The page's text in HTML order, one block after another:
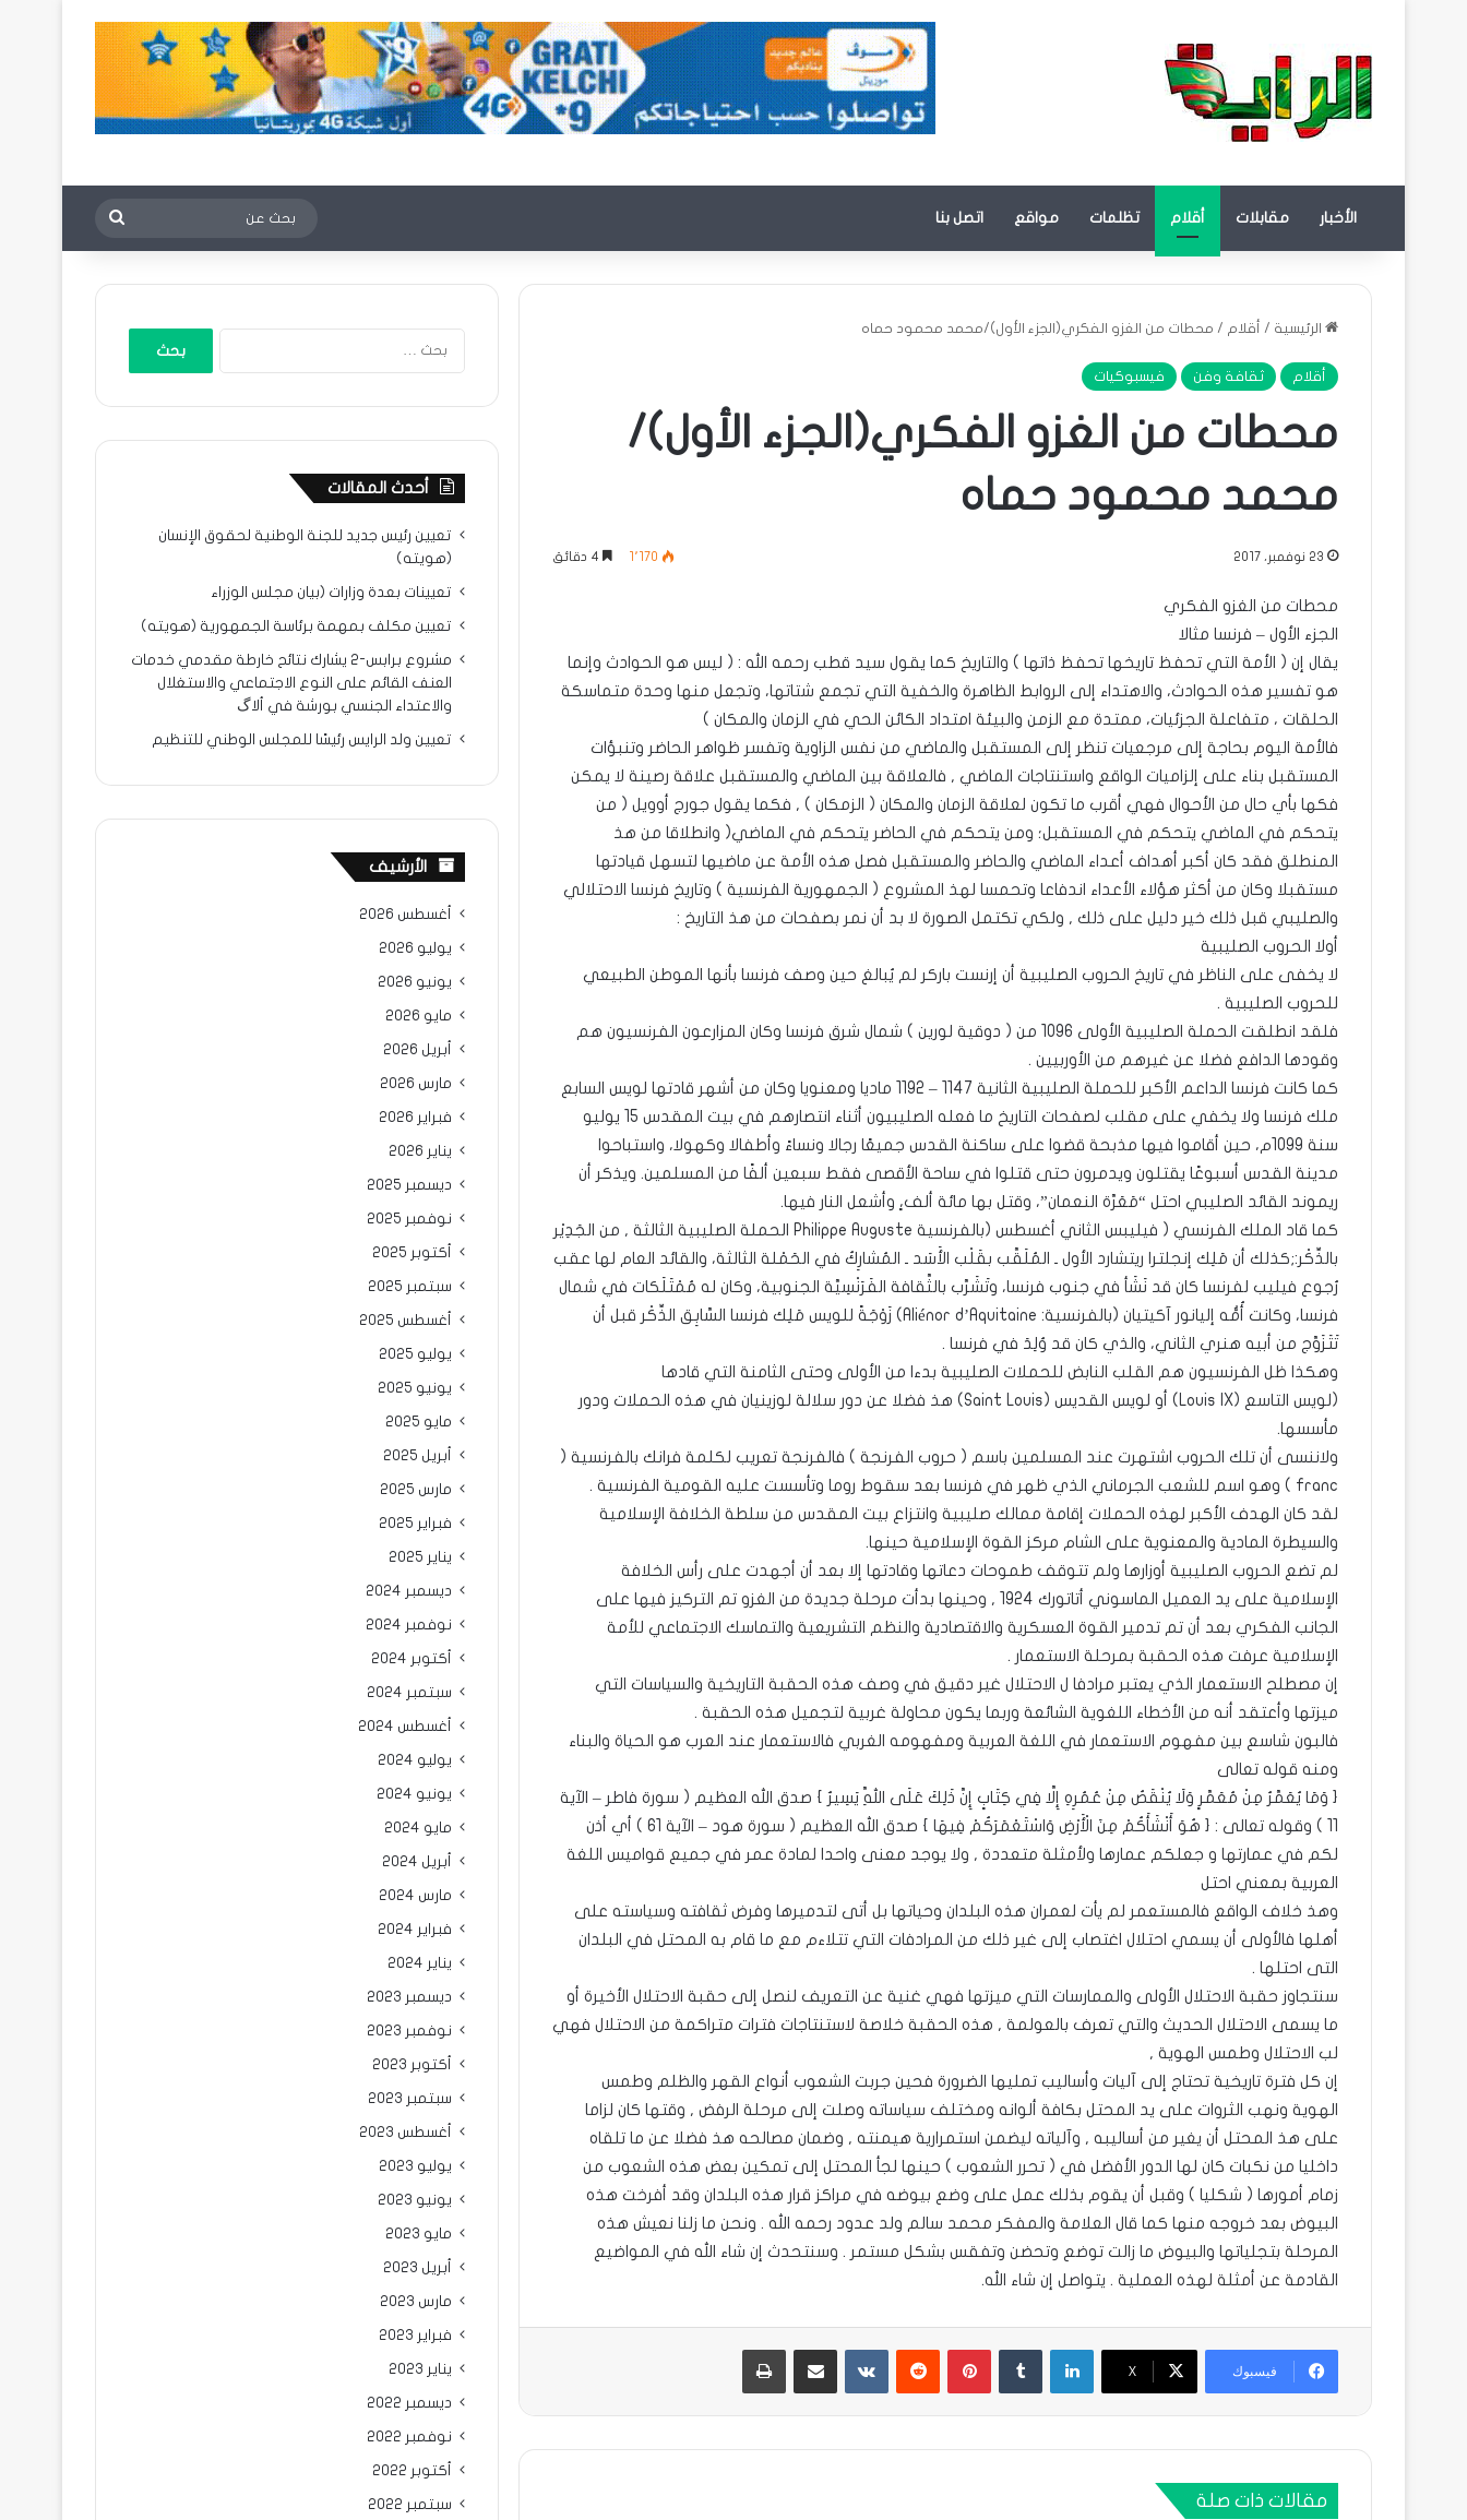
الأخبار مقابلات أقلام تظلمات مواقع اتصل بنا بحث
عن
الرئيسية / أقلام / محطات من الغزو الفكري(الجزء الأول)/محمد محمود حماه
أقلام ثقافة وفن فيسبوكيات
محطات من الغزو الفكري(الجزء الأول)/
محمد محمود حماه
23 نوفمبر، 2017 1٬170
محطات من الغزو الفكري
الجزء الأول – فرنسا مثالا
يقال إن ( الأمة التي تحفظ تاريخها تحفظ ذاتها ) والتاريخ كما يقول سيد قطب رحمه الله : ( ليس هو الحوادث وإنما
هو تفسير هذه الحوادث، والاهتداء إلى الروابط الظاهرة والخفية التي تجمع شتاتها، وتجعل منها وحدة متماسكة
الحلقات ، متفاعلة الجزئيات، ممتدة مع الزمن والبيئة امتداد الكائن الحي في الزمان والمكان )
فالأمة اليوم بحاجة إلى مرجعيات تنظر إلى المستقبل والماضي من نفس الزاوية وتفسر ظواهر الحاضر وتنبؤات
المستقبل بناء على إلزاميات الواقع واستنتاجات الماضي , فالعلاقة بين الماضي والمستقبل علاقة رصينة لا يمكن
فكها بأي حال من الأحوال فهي أقرب ما تكون لعلاقة الزمان والمكان ( الزمكان ) , فكما يقول جورج أوويل ( من
يتحكم في الماضي يتحكم في المستقبل؛ ومن يتحكم في الحاضر يتحكم في الماضي( وانطلاقا من هذ
المنطلق فقد كان أكبر أهداف أعداء الماضي والحاضر والمستقبل فصل هذه الأمة عن ماضيها لتسهل قيادتها
مستقبلا وكان من أكثر هؤلاء الأعداء اندفاعا وتحمسا لهذ المشروع ( الجمهورية الفرنسية ) وتاريخ فرنسا الاحتلالي
والصليبي قبل ذلك خير دليل على ذلك , ولكي تكتمل الصورة لا بد أن نمر بصفحات من هذ التاريخ :
أولا الحروب الصليبية
لا يخفى على الناظر في تاريخ الحروب الصليبية أن إرنست باركر لم يُبالغ حين وصف فرنسا بأنها الموطن الطبيعي
للحروب الصليبية .
فلقد انطلقت الحملة الصليبية الأولى 1096 من ( دوقية لورين ) شمال شرق فرنسا وكان المزارعون الفرنسيون هم
وقودها الدافع فضلا عن غيرهم من الأوربيين .
كما كانت فرنسا الداعم الأكبر للحملة الصليبية الثانية 1147 – 1192 ماديا ومعنويا وكان من أشهر قادتها لويس السابع
ملك فرنسا ولا يخفي على مقلب لصفحات التاريخ ما فعله الصليبيون أثناء انتصارهم في بيت المقدس 15 يوليو
سنة 1099م، حين أقاموا فيها مذبحة قضوا على ساكنة القدس جميعًا رجالا ونساءً وأطفالا وكهولا، واستباحوا
مدينة القدس أسبوعًا يقتلون ويدمرون حتى قتلوا في ساحة الأقصى فقط سبعين ألفًا من المسلمين. ويذكر أن
ريموند القائد الصليبي احتل “مَعَرَّة النعمان”، وقتل بها مائة ألف،ٍ وأشعل النار فيها.
كما قاد الملك الفرنسي ( فيليبس الثاني أغسطس (بالفرنسية Philippe Auguste الحملة الصليبية الثالثة , من الجَدِيْر
بالذِّكْر:;كذلك أن مَلِك إنجلترا ريتشارد الأول ـ المُلَقَّب بقَلْب الأَسَد ـ المُشارِكُ في الحَمْلة الثالثة، والقائد العام لها عقب
رُجوع فيليب لفرنسا كان قد نَشَأ في جنوب فرنسا، وتَشَرَّب بالثَّقافة الفَرَنْسِيَّة الجنوبية، وكان له مُمْتَلَكات في شمال
فرنسا، وكانت أُمُّه إليانور آكيتيان (بالفرنسية: Aliénor d’Aquitaine) زَوْجَةً للويس مَلِك فرنسا السَّابِق الذِّكْر قبل أن
تَتَزَوَّج من أبيه هنري الثاني، والذي كان قد وُلِدَ في فرنسا .
وهكذا ظل الفرنسيون هم القلب النابض للحملات الصليبية بدءا من الأولى وحتى الثامنة التي قادها
(لويس التاسع (Louis IX) أو لويس القديس (Saint Louis) هذ فضلا عن دور سلالة لوزينيان في هذه الحملات ودور
مأسسها.
ولاننسى أن تلك الحروب اشتهرت عند المسلمين باسم ( حروب الفرنجة ) فالفرنجة تعريب لكلمة فرانك بالفرنسية (
franc ) وهو اسم للشعب الجرماني الذي ظهر في فرنسا بعد سقوط روما وتأسست عليه القومية الفرنسية .
لقد كان الهدف الأكبر لهذه الحملات إقامة ممالك صليبية وانتزاع بيت المقدس من سلطة الخلافة الإسلامية
والسيطرة المادية والمعنوية على الشام مركز القوة الإسلامية حينها.
لم تضع الحروب الصليبية أوزارها ولم تتوقف طموحات دعاتها وقادتها إلا بعد أن أجهدت على رأس الخلافة
الإسلامية على يد العميل الماسوني أتاتورك 1924 , وحينها بدأت مرحلة جديدة من الغزو تم التركيز فيها على
الجانب الفكري بعد أن تم تدمير القوة العسكرية والاقتصادية والنظم التشريعية والتماسك الاجتماعي للأمة
الإسلامية عرفت هذه الحقبة بمرحلة الاستعمار .
إن مصطلح الاستعمار الذي يعتبر مرادفا ل الاحتلال غير دقيق في وصف هذه الحقبة التاريخية والسياسات التي
ميزتها وأعتقد أنه من الأخطاء اللغوية الشائعة وربما يكون محاولة غربية لتجميل هذه الحقبة .
فالبون شاسع بين مفهوم الاستعمار في اللغة العربية ومفهومه الغربي فالاستعمار عند العرب هو الحياة والبناء
ومنه قوله تعالى
{ وَمَا يُعَمَّرُ مِنْ مُعَمَّرٍ وَلَا يُنْقَصُ مِنْ عُمُرِهِ إِلَّا فِي كِتَابٍ إِنَّ ذَلِكَ عَلَى اللَّهِ يَسِيرٌ } صدق الله العظيم ( سورة فاطر – الآية
11 ) وقوله تعالى : { هُوَ أَنْشَأَكُمْ مِنَ الْأَرْضِ وَاسْتَعْمَرَكُمْ فِيهَا } صدق الله العظيم ( سورة هود – الآية 61 ) أي أذن
لكم في عمارتها و جعلكم عمارها ولأمثلة متعددة , ولا يوجد معنى واحدا لمادة عمر في جميع قواميس اللغة
العربية بمعني احتل
وهذ خلاف الواقع فالمستعمر لم يأت لعمران هذه البلدان وحياتها بل أتى لتدميرها وفرض ثقافته وسياسته على
أهلها فالأولى أن يسمي احتلال اغتصاب إلى غير ذلك من المرادفات التي تتلاءم مع ما قام به المحتل في البلدان
التى احتلها .
سنتجاوز حقبة الاحتلال الأولى والممارسات التي ميزتها فهي غنية عن التعريف لنصل إلى حقبة الاحتلال الأخيرة أو
ما يسمى الاحتلال الحديث والتي تعرف بالعولمة , هذه الحقبة خلاصة لاستنتاجات فترات متراكمة من الاحتلال فهي
لب الاحتلال وطمس الهوية ,
إن كل فترة تاريخية تحتاج إلى آليات وأساليب تمليها الضرورة فحين جربت الشعوب أنواع القهر والظلم وطمس
الهوية ونهب الثروات على يد المحتل بكافة ألوانه ومختلف سياساته وصلت إلى مرحلة الرفض , وقتها كان لزاما
على هذ المحتل أن يغير من أساليبه , وآلياته ليضمن استمرارية هيمنته , وضمان مصالحه هذ فضلا عن ما تلقاه
داخليا من نكبات كان لها الدور الأفضل في ( تحرر الشعوب ) حينها لجأ المحتل إلى تمكين بعض هذه الشعوب من
زمام أمورها ( شكليا ) وقبل أن يقوم بذلك عمل على وضع بيوضه في مراكز قرار هذه البلدان وقد أفرخت هذه
البيوض بعد خروجه منها كما قال العلامة والمفكر محمد سالم ولد عدود رحمه الله . ونحن ما زلنا نعيش هذه
المرحلة بتجلياتها والبيوض ما زالت توضع وتحضن وتفقس بشكل مستمر . وسنتحدث إن شاء الله في المواضيع
القادمة عن أمثلة لهذه العملية . يتواصل إن شاء الله.
فيسبوك X
لينكدإن بينتيريست مشاركة عبر البريد طباعة
مقالات ذات صلة
أحدث المقالات
تعيين رئيس جديد للجنة الوطنية لحقوق الإنسان
(هويته)
تعيينات بعدة وزارات (بيان مجلس الوزراء
تعيين مكلف بمهمة برئاسة الجمهورية (هويته)
مشروع برابس-2 يشارك نتائح خارطة مقدمي خدمات
العنف القائم على النوع الاجتماعي والاستغلال
والاعتداء الجنسي بورشة في ألاگ
تعيين ولد الرايس رئيسًا للمجلس الوطني للتنظيم
الأرشيف
أغسطس 2026
يوليو 2026
يونيو 2026
مايو 2026
أبريل 2026
مارس 2026
فبراير 2026
يناير 2026
ديسمبر 2025
نوفمبر 2025
أكتوبر 2025
سبتمبر 2025
أغسطس 2025
يوليو 2025
يونيو 2025
مايو 2025
أبريل 2025
مارس 2025
فبراير 2025
يناير 2025
ديسمبر 2024
نوفمبر 2024
أكتوبر 2024
سبتمبر 2024
أغسطس 2024
يوليو 2024
يونيو 2024
مايو 2024
أبريل 2024
مارس 2024
فبراير 2024
يناير 2024
ديسمبر 2023
نوفمبر 2023
أكتوبر 2023
سبتمبر 2023
أغسطس 2023
يوليو 2023
يونيو 2023
مايو 2023
أبريل 2023
مارس 2023
فبراير 2023
يناير 2023
ديسمبر 2022
نوفمبر 2022
أكتوبر 2022
سبتمبر 2022